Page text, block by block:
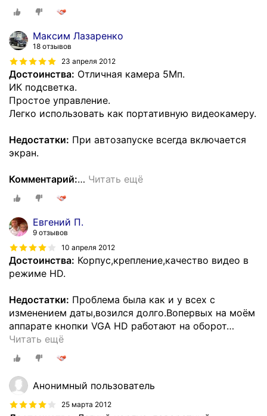
Максим Лазаренко
18 отзывов
23 апреля 2012
Достоинства: Отличная камера 5Мп.
ИК подсветка.
Простое управление.
Легко использовать как портативную видеокамеру.
Недостатки: При автозапуске всегда включается
экран.
Комментарий:… Читать ещё
Евгений П.
9 отзывов
10 апреля 2012
Достоинства: Корпус,крепление,качество видео в
режиме HD.
Недостатки: Проблема была как и у всех с
изменением даты,возился долго.Вопервых на моём
аппарате кнопки VGA HD работают на оборот…
Читать ещё
Анонимный пользователь
25 марта 2012